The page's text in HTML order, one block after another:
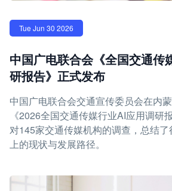
Tue Jun 30 2026
中国广电联合会《全国交通传
研报告》正式发布
中国广电联合会交通宣传委员会在内
《2026全国交通传媒行业AI应用调研
对145家交通传媒机构的调查，总结
上的现状与发展路径。